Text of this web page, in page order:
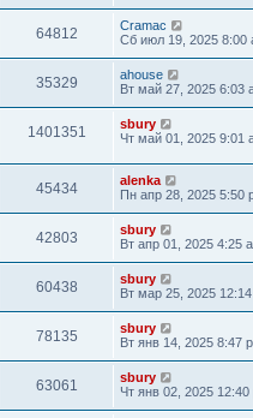
64812
Cramac
Сб июл 19, 2025 8:00
35329
ahouse
Вт май 27, 2025 6:03
1401351
sbury
Чт май 01, 2025 9:01
45434
alenka
Пн апр 28, 2025 5:50
42803
sbury
Вт апр 01, 2025 4:25
60438
sbury
Вт мар 25, 2025
78135
sbury
Вт янв 14, 2025 8:47
63061
sbury
Чт янв 02, 2025 12:40